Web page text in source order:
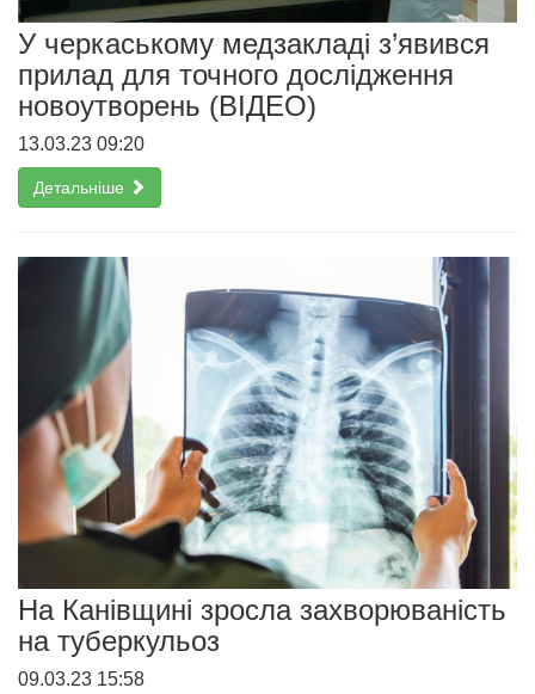
У черкаському медзакладі з’явився
прилад для точного дослідження
новоутворень (ВІДЕО)
13.03.23 09:20
Детальніше
На Канівщині зросла захворюваність
на туберкульоз
09.03.23 15:58